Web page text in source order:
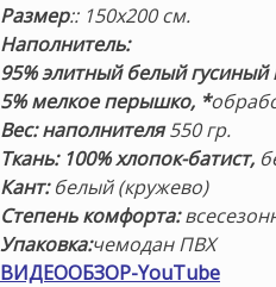
Размер:: 150х200 см.
Наполнитель:
95% элитный белый
5% мелкое перышко, *
Вес: наполнителя550 гр.
Ткань: 100% хлопок-батист,
Кант:белый (кружево)
Степень комфорта:
Упаковка:чемодан ПВХ
ВИДЕООБЗОР-YouTube